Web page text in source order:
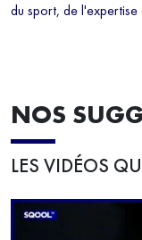
du sport, de
NOS
LES VIDÉOS